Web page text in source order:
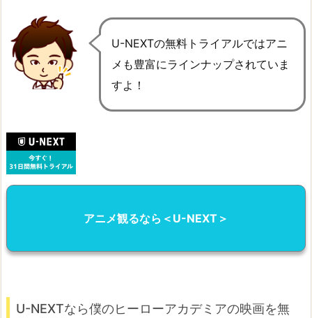
U-NEXTの無料トライアルではアニ
メも豊富にラインナップされていま
すよ！
アニメ観るなら＜U-NEXT＞
U-NEXTなら僕のヒーローアカデミアの映画を無